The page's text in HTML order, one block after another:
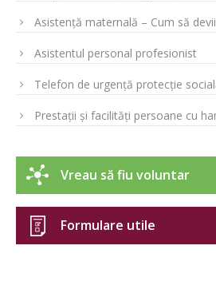
Asistență maternală – Cum să
Asistentul personal profesionist
Telefon de urgență protecție
Prestații și facilități persoane cu
Vreau să fiu voluntar
Formulare utile